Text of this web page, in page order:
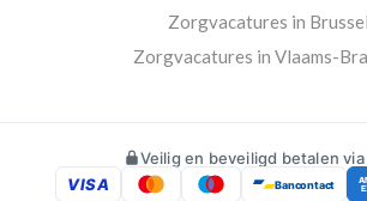
Zorgvacatures in Brussel
Zorgvacatures in Vlaams-
Veilig en beveiligd betalen
VISA
Bancontact